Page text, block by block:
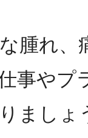
腫れ、
事やプ
ましょ